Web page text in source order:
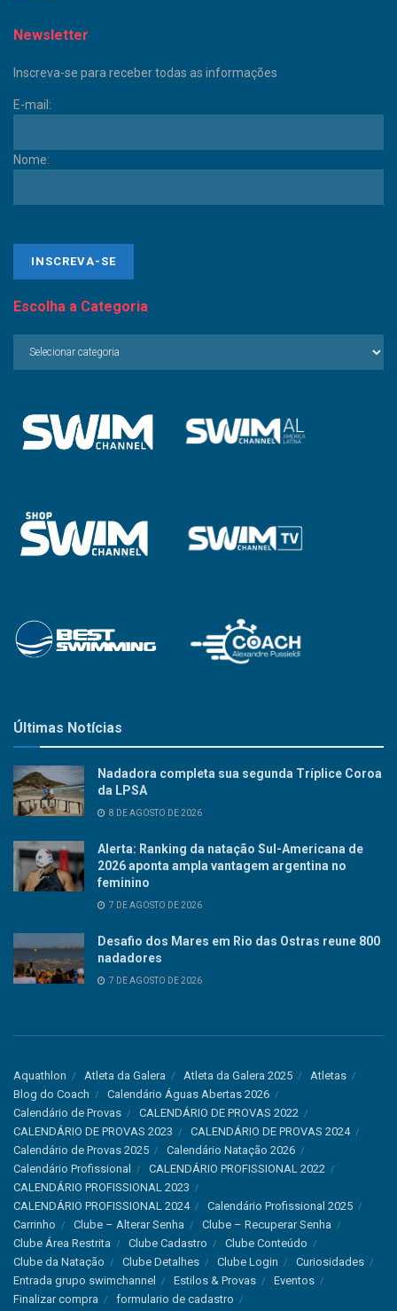
Newsletter
Inscreva-se para receber todas as informações
E-mail:
Nome:
Escolha a Categoria
Últimas Notícias
Nadadora completa sua segunda Tríplice Coroa
da LPSA
8 DE AGOSTO DE 2026
Alerta: Ranking da natação Sul-Americana de
2026 aponta ampla vantagem argentina no
feminino
7 DE AGOSTO DE 2026
Desafio dos Mares em Rio das Ostras reune 800
nadadores
7 DE AGOSTO DE 2026
Aquathlon Atleta da Galera Atleta da Galera 2025
Atletas
Blog do Coach
Calendário Águas Abertas 2026
Calendário de Provas
CALENDÁRIO DE PROVAS 2022
CALENDÁRIO DE PROVAS 2023
CALENDÁRIO DE PROVAS 2024
Calendário de Provas 2025
Calendário Natação 2026
Calendário Profissional
CALENDÁRIO PROFISSIONAL 2022
CALENDÁRIO PROFISSIONAL 2023
CALENDÁRIO PROFISSIONAL 2024
Calendário Profissional 2025
Carrinho
Clube – Alterar Senha
Clube – Recuperar Senha
Clube Área Restrita
Clube Cadastro
Clube Conteúdo
Clube da Natação
Clube Detalhes Clube Login
Curiosidades
Entrada grupo swimchannel
Estilos & Provas
Eventos
Finalizar compra
formulario de cadastro